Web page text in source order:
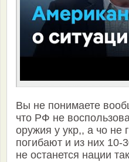
Вы не понимаете
что РФ не
оружия у укр,, а чо не
погибают и из них 10-
не останется нации